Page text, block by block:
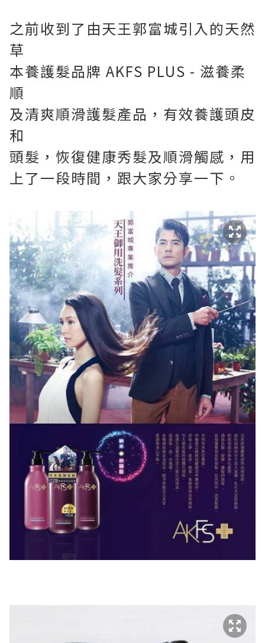
之前收到了 由天王郭富城引入的天然
草
本養護髮品牌 AKFS PLUS - 滋養柔
順
及清爽順滑護髮產品 ，有效養護頭皮
和
頭髮 ，恢復健康秀髮及順滑觸感，用
上了一段時間，跟大家分享一下。